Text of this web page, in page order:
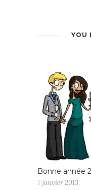
YOU
Bonne année
7 janvier 2013